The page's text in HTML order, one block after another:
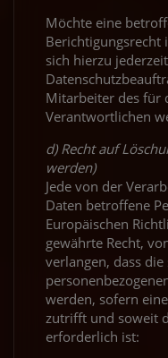
Möchte eine
Berichtigungsrecht
sich hierzu
Mitarbeiter des für
Verantwortlichen
d) Recht auf
werden)
Jede von der
Daten betroffene
Europäischen
gewährte Recht,
verlangen, dass
werden, sofern
zutrifft und soweit
erforderlich ist: